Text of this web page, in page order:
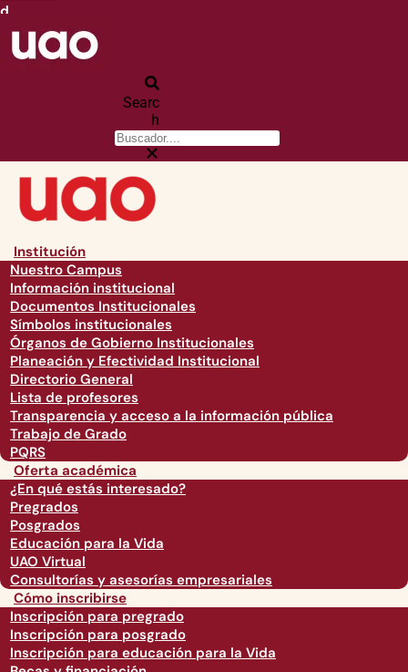
d
Searc
h
Institución
Nuestro Campus
Información institucional
Documentos Institucionales
Símbolos institucionales
Órganos de Gobierno Institucionales
Planeación y Efectividad Institucional
Directorio General
Lista de profesores
Transparencia y acceso a la información pública
Trabajo de Grado
PQRS
Oferta académica
¿En qué estás interesado?
Pregrados
Posgrados
Educación para la Vida
UAO Virtual
Consultorías y asesorías empresariales
Cómo inscribirse
Inscripción para pregrado
Inscripción para posgrado
Inscripción para educación para la Vida